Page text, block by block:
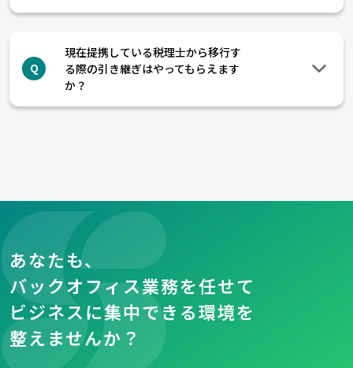
Q
現在提携している税理士から移行す
る際の引き継ぎはやってもらえます
か？
あなたも、
バックオフィス業務を任せて
ビジネスに集中できる環境を
整えませんか？